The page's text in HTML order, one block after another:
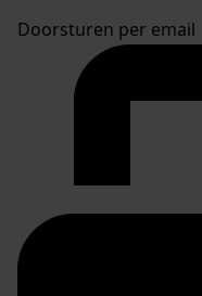
Doorsturen per email